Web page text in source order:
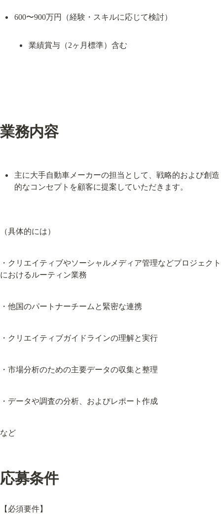
業績賞与（2ヶ月標準）含む
業務内容
主に大手自動車メーカーの担当として、戦略的および創造
的なコンセプトを顧客に提案していただきます。
（具体的には）
・クリエイティブやソーシャルメディア管理などプロジェクト
におけるルーティン業務
・他国のパートナーチームと緊密な連携
・クリエイティブガイドラインの理解と実行
・市場分析のための主要データの収集と整理
・データや調査の分析、およびレポート作成
など
応募条件
【必須要件】